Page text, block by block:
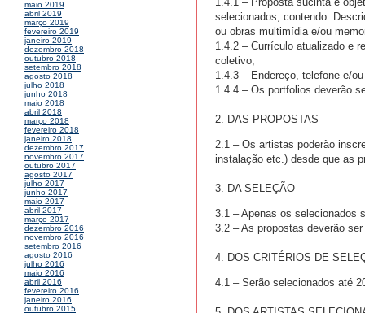
maio 2019
abril 2019
março 2019
fevereiro 2019
janeiro 2019
dezembro 2018
outubro 2018
setembro 2018
agosto 2018
julho 2018
junho 2018
maio 2018
abril 2018
março 2018
fevereiro 2018
janeiro 2018
dezembro 2017
novembro 2017
outubro 2017
agosto 2017
julho 2017
junho 2017
maio 2017
abril 2017
março 2017
dezembro 2016
novembro 2016
setembro 2016
agosto 2016
julho 2016
maio 2016
abril 2016
fevereiro 2016
janeiro 2016
outubro 2015
selecionados, contendo:
ou obras multimídia e/ou
1.4.2 – Currículo atualizado e
coletivo;
1.4.3 – Endereço, telefone e/
1.4.4 – Os portfolios deverão
2. DAS PROPOSTAS
2.1 – Os artistas poderão
instalação etc.) desde que as
3. DA SELEÇÃO
3.1 – Apenas os selecionados
3.2 – As propostas deverão
4. DOS CRITÉRIOS DE
4.1 – Serão selecionados até